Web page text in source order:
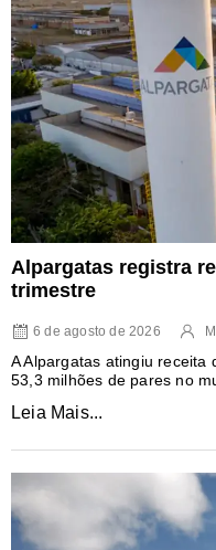
Alpargatas registra
trimestre
6 de agosto de 2026
A Alpargatas atingiu receita
53,3 milhões de pares no
Leia Mais...